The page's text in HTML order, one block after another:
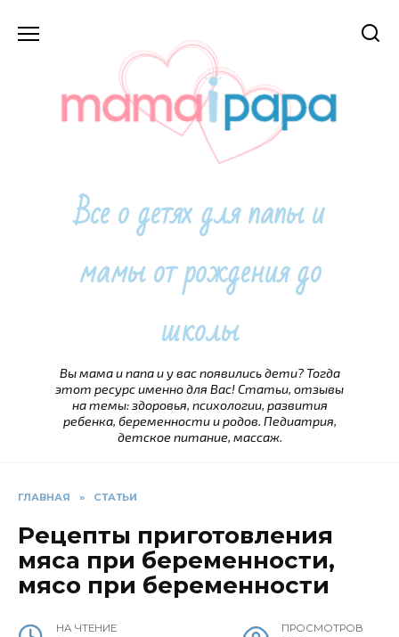
Все о детях для папы и
мамы от рождения до
школы
Вы мама и папа и у вас появились дети? Тогда
этот ресурс именно для Вас! Статьи, отзывы
на темы: здоровья, психологии, развития
ребенка, беременности и родов. Педиатрия,
детское питание, массаж.
ГЛАВНАЯ » СТАТЬИ
Рецепты приготовления
мяса при беременности,
мясо при беременности
НА ЧТЕНИЕ ПРОСМОТРОВ